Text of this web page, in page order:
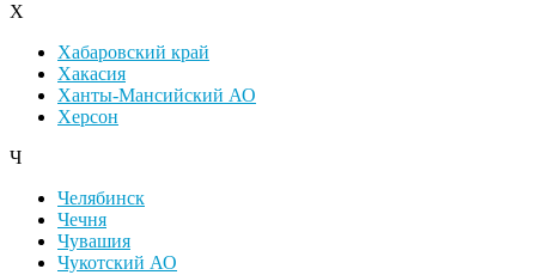
Х
Хабаровский край
Хакасия
Ханты-Мансийский АО
Херсон
Ч
Челябинск
Чечня
Чувашия
Чукотский АО